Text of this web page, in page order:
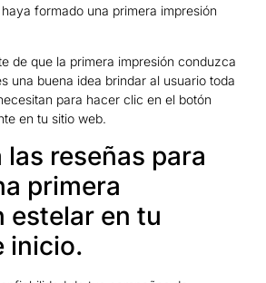
formado una primera impresión
de que la primera impresión conduzca
una buena idea brindar al usuario toda
para hacer clic en el botón
en tu sitio web.
las reseñas para
primera
estelar en tu
inicio.